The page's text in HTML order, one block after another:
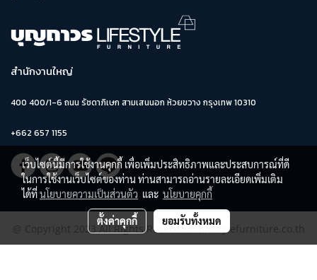
สำนักงานใหญ่
400 400/1-6 ถนน รัชดาภิเษก สามเสนนอก ห้วยขวาง กรุงเทพ 10310
+662 657 1155
@ Copyright 2023 All Rights Reserved. lifestylefurniture.co.th
เว็บไซต์นี้มีการใช้งานคุกกี้ เพื่อเพิ่มประสิทธิภาพและประสบการณ์ที่ดี
ในการใช้งานเว็บไซต์ของท่าน ท่านสามารถอ่านรายละเอียดเพิ่มเติม
ได้ที่นโยบายความเป็นส่วนตัว และ นโยบายคุกกี้
ตั้งค่าคุกกี้ ยอมรับทั้งหมด